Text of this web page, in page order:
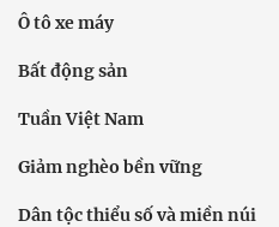
Ô tô xe máy
Bất động sản
Tuần Việt Nam
Giảm nghèo bền vững
Dân tộc thiểu số và miền núi